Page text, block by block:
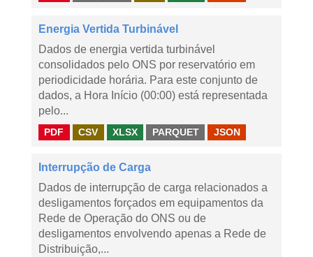
Energia Vertida Turbinável
Dados de energia vertida turbinável
consolidados pelo ONS por reservatório em
periodicidade horária. Para este conjunto de
dados, a Hora Início (00:00) está representada
pelo...
PDF CSV XLSX PARQUET JSON
Interrupção de Carga
Dados de interrupção de carga relacionados a
desligamentos forçados em equipamentos da
Rede de Operação do ONS ou de
desligamentos envolvendo apenas a Rede de
Distribuição,...